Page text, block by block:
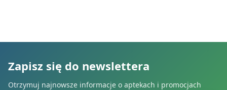
Zapisz się do newslettera
Otrzymuj najnowsze informacje o aptekach i promocjach